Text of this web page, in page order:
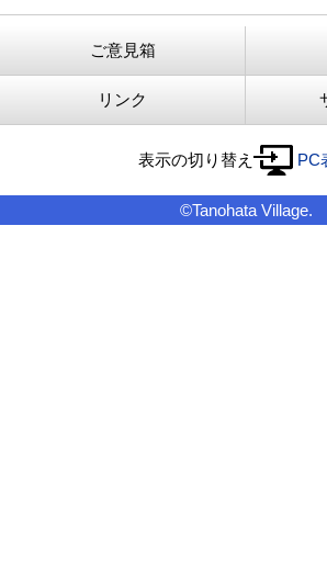
ご意見箱
リンク
表示の切り替え PC
©Tanohata Village.